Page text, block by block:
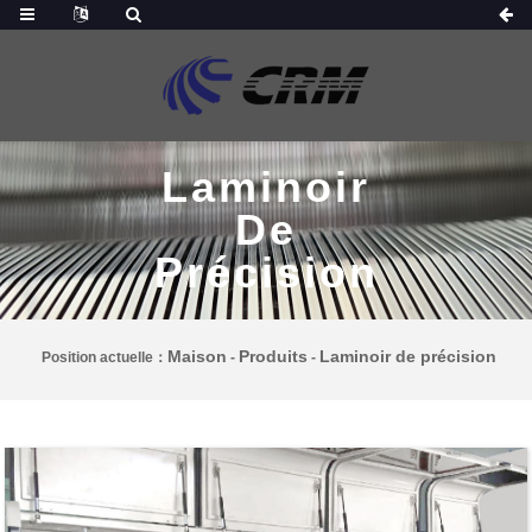
Laminoir
De
Précision
Position actuelle： Maison - Produits - Laminoir de précision